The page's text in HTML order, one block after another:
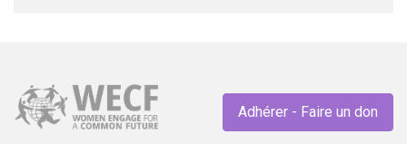
Adhérer - Faire un don